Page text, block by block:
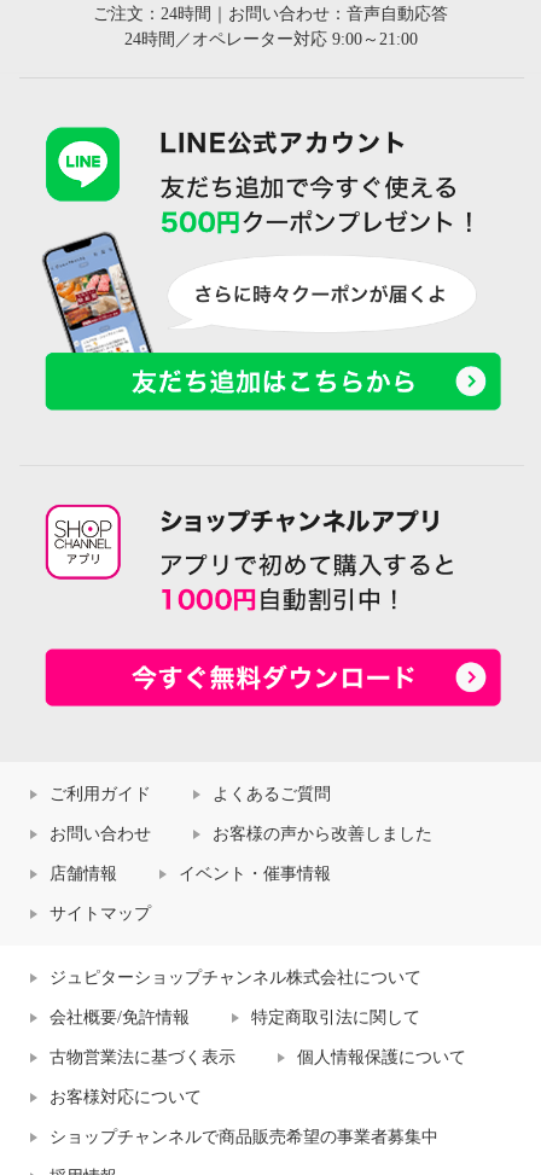
ご注文：24時間｜お問い合わせ：音声自動応答
24時間／オペレーター対応 9:00～21:00
ご利用ガイド よくあるご質問
お問い合わせ お客様の声から改善しました
店舗情報 イベント・催事情報
サイトマップ
ジュピターショップチャンネル株式会社について
会社概要/免許情報 特定商取引法に関して
古物営業法に基づく表示 個人情報保護について
お客様対応について
ショップチャンネルで商品販売希望の事業者募集中